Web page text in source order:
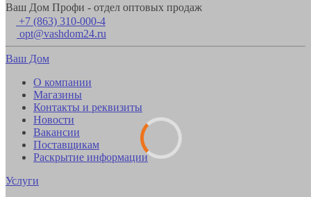
Ваш Дом Профи - отдел оптовых продаж
+7 (863) 310-000-4
opt@vashdom24.ru
Ваш Дом
О компании
Магазины
Контакты и реквизиты
Новости
Вакансии
Поставщикам
Раскрытие информации
Услуги